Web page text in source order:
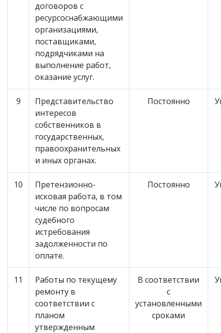
договоров с
ресурсоснабжающими
организациями,
поставщиками,
подрядчиками на
выполнение работ,
оказание услуг.
9
Представительство
интересов
собственников в
государственных,
правоохранительных
и иных органах.
Постоянно
10
Претензионно-
исковая работа, в том
числе по вопросам
судебного
истребования
задолженности по
оплате.
Постоянно
11
Работы по текущему
ремонту в
соответствии с
планом
утвержденным
В соответствии
с
установленными
сроками